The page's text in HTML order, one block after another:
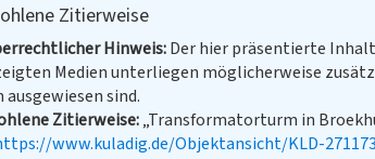
Zitierweise
Hinweis Der hier präsentierte
Medien unterliegen möglicherweise
ausgewiesen sind.
Zitierweise „Transformatorturm in
www.kuladig.de/Objektansicht/KLD-271173